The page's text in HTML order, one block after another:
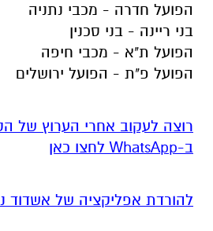
הפועל חדרה - מכבי נתניה
בני ריינה - בני סכנין
הפועל ת"א - מכבי חיפה
הפועל פ"ת - הפועל ירושלים
רוצה לעקוב אחרי הערוץ של
ב-WhatsApp לחצו כאן
להורדת אפליקציה של אשדוד